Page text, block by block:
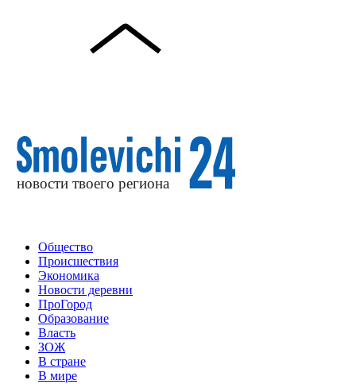
Общество
Происшествия
Экономика
Новости деревни
ПроГород
Образование
Власть
ЗОЖ
В стране
В мире